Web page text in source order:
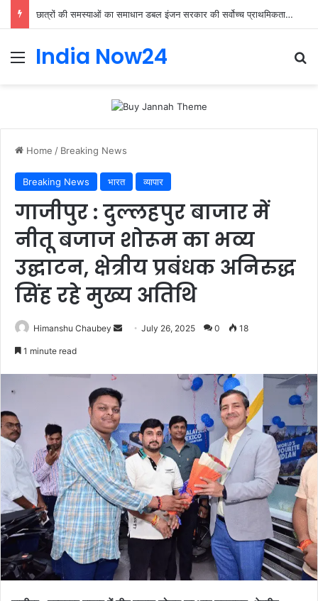
छात्रों की समस्याओं का समाधान डबल इंजन सरकार की सर्वोच्च प्राथमिकता केशव प्रसाद मौर्या
India Now24
Home / Breaking News
Breaking News भारत व्यापार
गाजीपुर : दुल्लहपुर बाजार में
नीतू बजाज शोरूम का भव्य
उद्घाटन, क्षेत्रीय प्रबंधक अनिरुद्ध
सिंह रहे मुख्य अतिथि
Himanshu Chaubey July 26, 2025 0 18
1 minute read